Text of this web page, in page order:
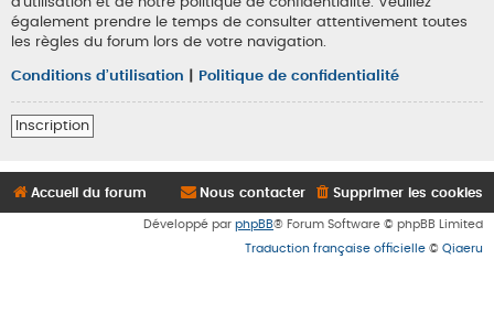
également prendre le temps de consulter attentivement toutes
les règles du forum lors de votre navigation.
Conditions d’utilisation Politique de confidentialité
Inscription
Accueil du forum Supprimer les cookies
Nous contacter
Développé par phpBB® Forum Software © phpBB Limited
Traduction française officielle © Qiaeru